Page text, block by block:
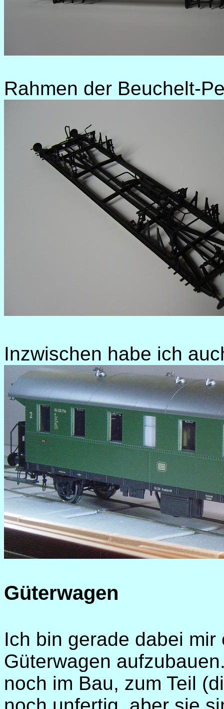
Rahmen der Beuchelt-
Inzwischen habe ich
Güterwagen
Ich bin gerade dabei
Güterwagen
noch im Bau, zum Teil